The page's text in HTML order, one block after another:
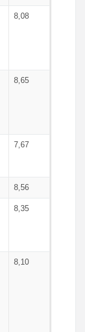
8,08
8,65
7,67
8,56
8,35
8,10